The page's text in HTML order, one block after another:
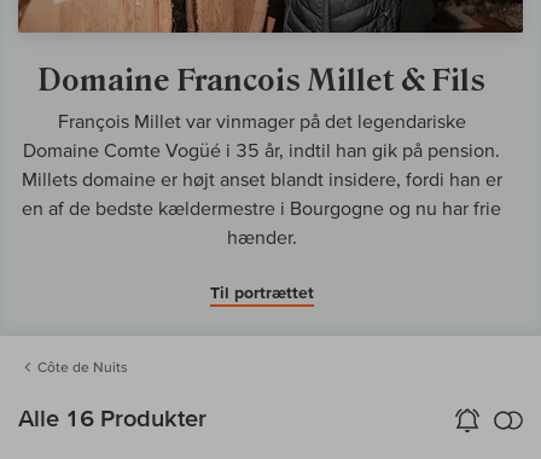
Domaine Francois Millet & Fils
François Millet var vinmager på det legendariske
Domaine Comte Vogüé i 35 år, indtil han gik på pension.
Millets domaine er højt anset blandt insidere, fordi han er
en af de bedste kældermestre i Bourgogne og nu har frie
hænder.
Til portrættet
Côte de Nuits
Alle 16 Produkter Vin-Alarm
aktiver